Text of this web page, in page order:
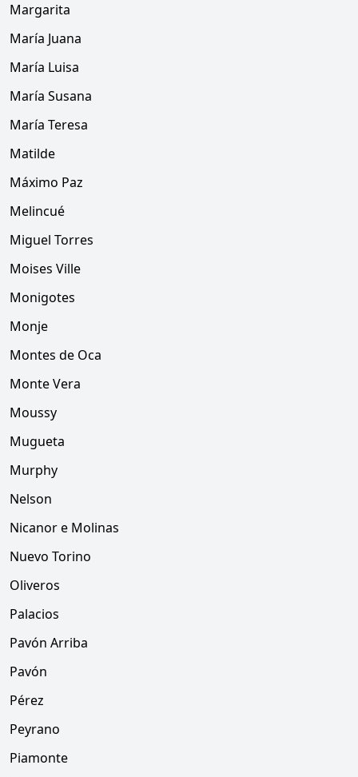
Margarita
María Juana
María Luisa
María Susana
María Teresa
Matilde
Máximo Paz
Melincué
Miguel Torres
Moises Ville
Monigotes
Monje
Montes de Oca
Monte Vera
Moussy
Mugueta
Murphy
Nelson
Nicanor e Molinas
Nuevo Torino
Oliveros
Palacios
Pavón Arriba
Pavón
Pérez
Peyrano
Piamonte